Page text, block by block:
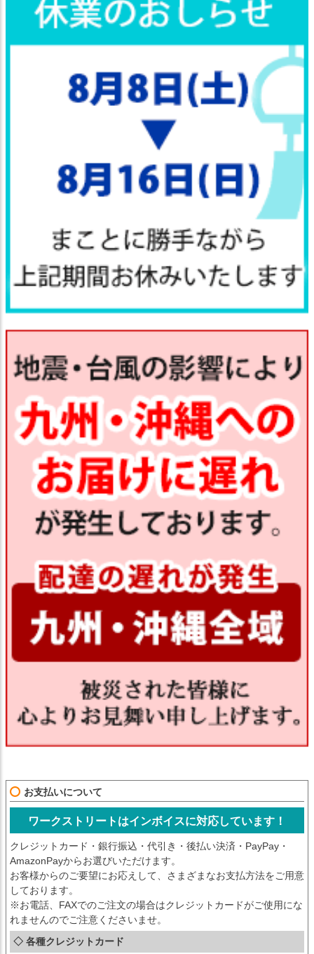
お支払いについて
ワークストリートはインボイスに対応しています！
クレジットカード・銀行振込・代引き・後払い決済・PayPay・
AmazonPayからお選びいただけます。
お客様からのご要望にお応えして、さまざまなお支払方法をご用意
しております。
※お電話、FAXでのご注文の場合はクレジットカードがご使用にな
れませんのでご注意くださいませ。
◇ 各種クレジットカード